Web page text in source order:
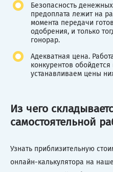
Безопасность
предоплата лежит на
момента передачи
одобрения, и только
гонорар.
Адекватная цена.
конкурентов
устанавливаем цены
Из чего
самостоятельной
Узнать приблизительную
онлайн-калькулятора на